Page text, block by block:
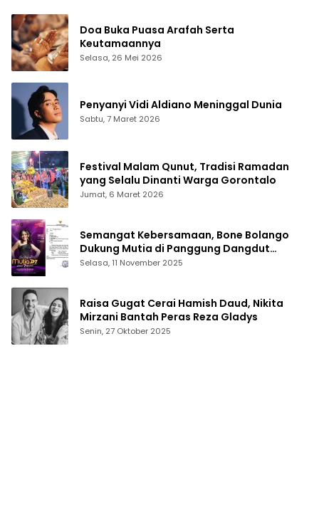
Doa Buka Puasa Arafah Serta
Keutamaannya
Selasa, 26 Mei 2026
Penyanyi Vidi Aldiano Meninggal Dunia
Sabtu, 7 Maret 2026
Festival Malam Qunut, Tradisi Ramadan
yang Selalu Dinanti Warga Gorontalo
Jumat, 6 Maret 2026
Semangat Kebersamaan, Bone Bolango
Dukung Mutia di Panggung Dangdut
Academy 7
Selasa, 11 November 2025
Raisa Gugat Cerai Hamish Daud, Nikita
Mirzani Bantah Peras Reza Gladys
Senin, 27 Oktober 2025